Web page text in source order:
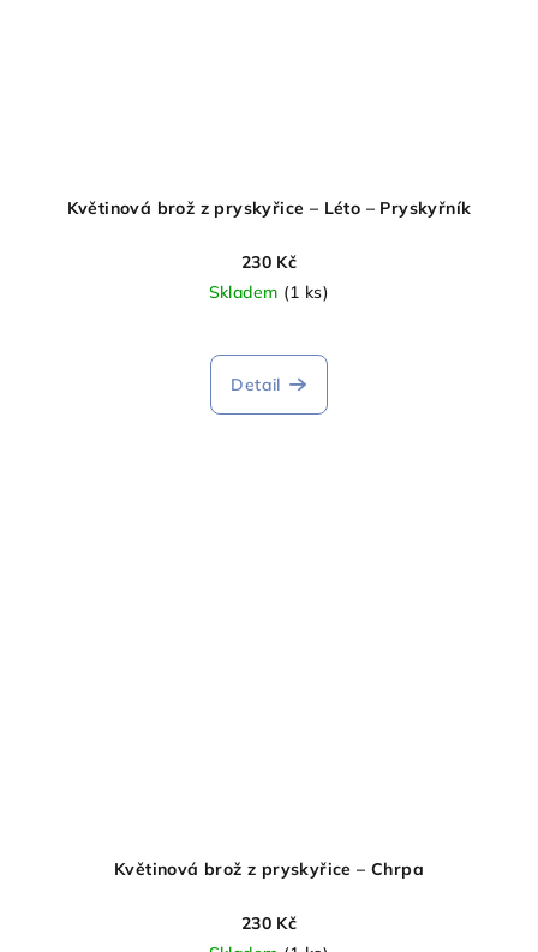
Květinová brož z pryskyřice – Léto – Pryskyřník
230 Kč
Skladem (1 ks)
Detail
Květinová brož z pryskyřice – Chrpa
230 Kč